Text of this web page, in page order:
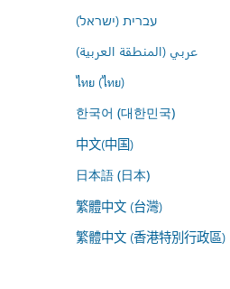
עברית (ישראל)
عربي (المنطقة العربية)
ไทย (ไทย)
한국어 (대한민국)
中文(中国)
日本語 (日本)
繁體中文 (台灣)
繁體中文 (香港特別行政區)